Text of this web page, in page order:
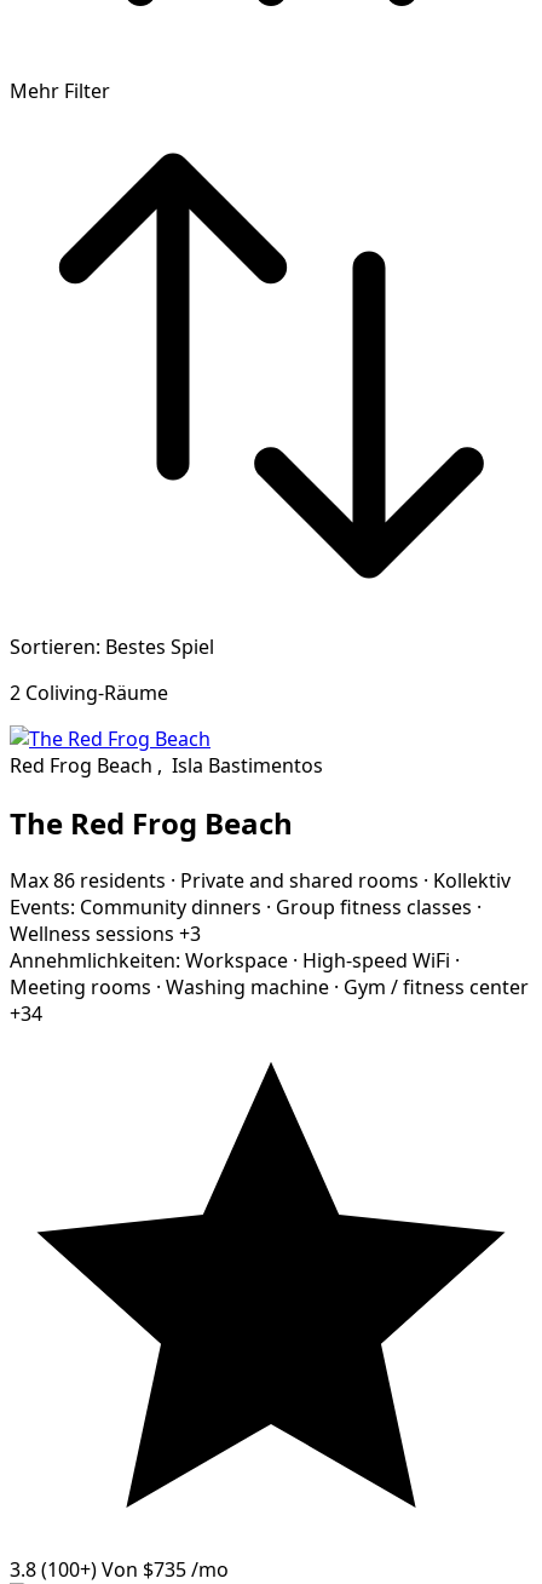
Mehr Filter
Sortieren: Bestes Spiel
2 Coliving-Räume
Red Frog Beach , Isla Bastimentos
The Red Frog Beach
Max 86 residents · Private and shared rooms · Kollektiv
Events: Community dinners · Group fitness classes ·
Wellness sessions +3
Annehmlichkeiten: Workspace · High-speed WiFi ·
Meeting rooms · Washing machine · Gym / fitness center
+34
3.8(100+)Von $735/mo